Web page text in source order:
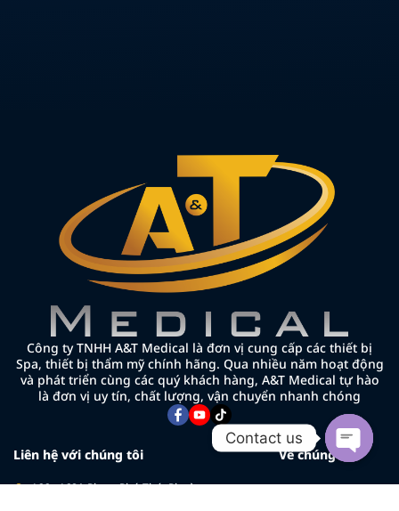
Liên hệ với chúng tôi
166 - 168A Phạm Phú Thứ, Phường
Công ty TNHH A&T Medical là đơn vị cung cấp các thiết bị
Spa, thiết bị thẩm mỹ chính hãng. Qua nhiều năm hoạt động
và phát triển cùng các quý khách hàng, A&T Medical tự hào
là đơn vị uy tín, chất lượng, vận chuyển nhanh chóng
Về chúng tôi
Contact us